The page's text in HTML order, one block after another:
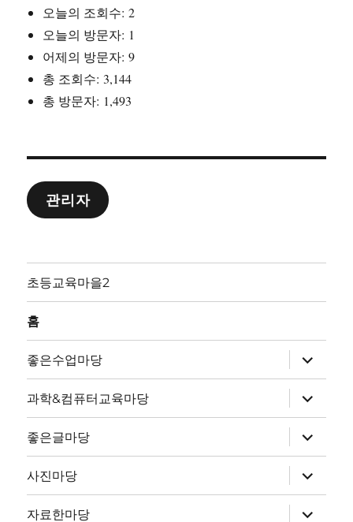
오늘의 조회수:2
오늘의 방문자: 1
어제의 방문자:9
총 조회수: 3,144
총 방문자: 1,493
관리자
초등교육마을2
홈
좋은수업마당
위
메
뉴
확
장
과학&컴퓨터교육마당
위
메
뉴
확
장
좋은글마당
위
메
뉴
확
장
사진마당
위
메
뉴
자료한마당